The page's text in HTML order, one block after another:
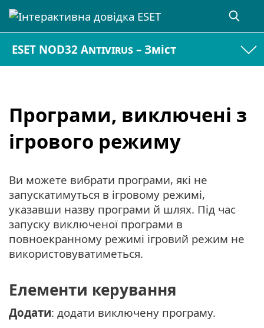
ESET NOD32 Antivirus – Зміст
Програми, виключені з
ігрового режиму
Ви можете вибрати програми, які не
запускатимуться в ігровому режимі,
указавши назву програми й шлях. Під час
запуску виключеної програми в
повноекранному режимі ігровий режим не
використовуватиметься.
Елементи керування
Додати: додати виключену програму.